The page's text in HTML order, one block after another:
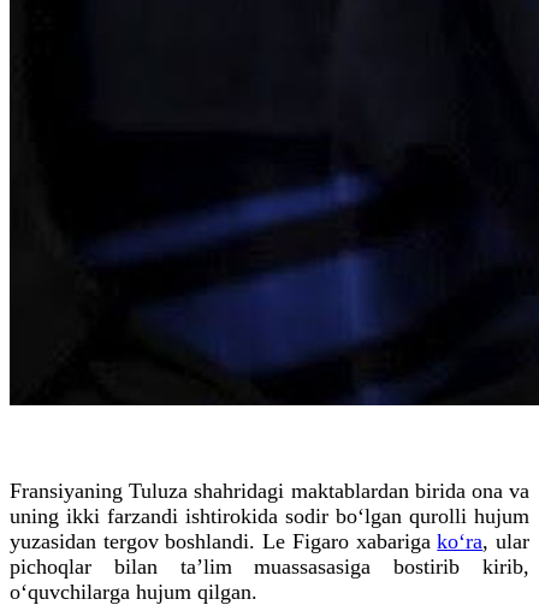
Fransiyaning Tuluza shahridagi maktablardan birida ona va
uning ikki farzandi ishtirokida sodir bo‘lgan qurolli hujum
yuzasidan tergov boshlandi. Le Figaro xabarigako‘ra, ular
pichoqlar bilan ta’lim muassasasiga bostirib kirib,
o‘quvchilarga hujum qilgan.